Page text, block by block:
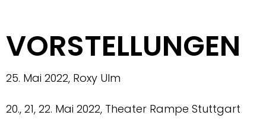
VORSTELLUNGEN
25. Mai 2022, Roxy Ulm
20., 21, 22. Mai 2022, Theater Rampe Stuttgart